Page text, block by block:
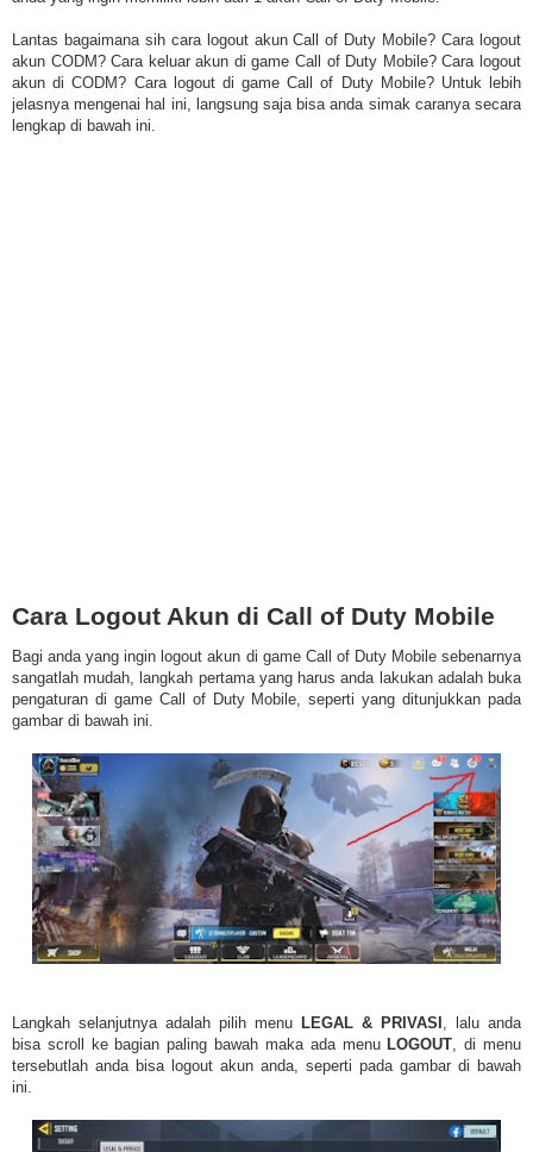
Lantas bagaimana sih cara logout akun Call of Duty Mobile? Cara logout
akun CODM? Cara keluar akun di game Call of Duty Mobile? Cara logout
akun di CODM? Cara logout di game Call of Duty Mobile? Untuk lebih
jelasnya mengenai hal ini, langsung saja bisa anda simak caranya secara
lengkap di bawah ini.
Cara Logout Akun di Call of Duty Mobile
Bagi anda yang ingin logout akun di game Call of Duty Mobile sebenarnya
sangatlah mudah, langkah pertama yang harus anda lakukan adalah buka
pengaturan di game Call of Duty Mobile, seperti yang ditunjukkan pada
gambar di bawah ini.
Langkah selanjutnya adalah pilih menu LEGAL & PRIVASI , lalu anda
bisa scroll ke bagian paling bawah maka ada menuLOGOUT , di menu
tersebutlah anda bisa logout akun anda, seperti pada gambar di bawah
ini.